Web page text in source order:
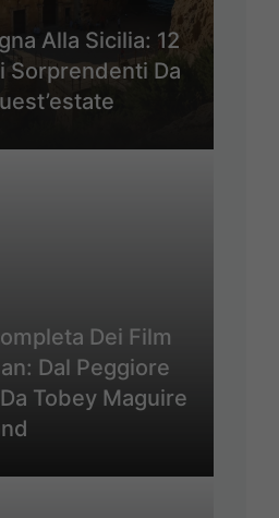
Alla Sicilia: 12
Sorprendenti Da
Dei Film
Dal Peggiore
Tobey Maguire